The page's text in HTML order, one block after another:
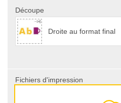
Découpe
Droite au format final
Fichiers d'impression